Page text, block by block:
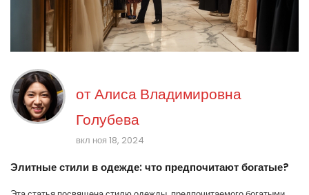
отАлиса Владимировна
Голубева
вкл ноя 18, 2024
Элитные стили в одежде: что предпочитают богатые?